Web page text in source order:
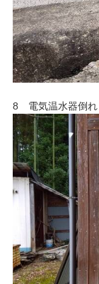
8 電気温水器倒れ